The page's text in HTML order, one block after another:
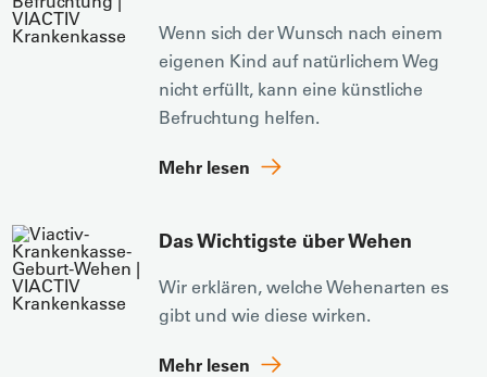
Wenn sich der Wunsch nach einem
eigenen Kind auf natürlichem Weg
nicht erfüllt, kann eine künstliche
Befruchtung helfen.
Mehr lesen
Das Wichtigste über Wehen
Wir erklären, welche Wehenarten es
gibt und wie diese wirken.
Mehr lesen